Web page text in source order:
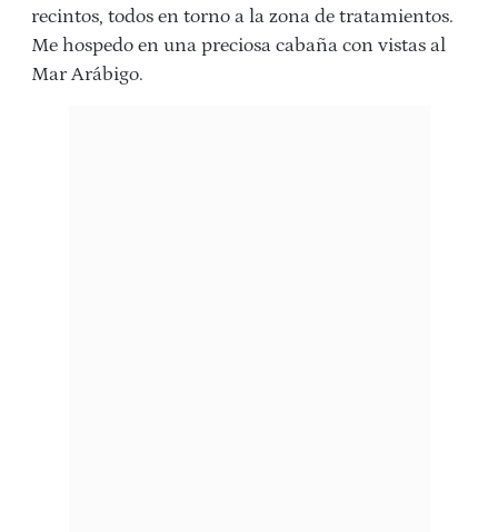
recintos, todos en torno a la zona de tratamientos.
Me hospedo en una preciosa cabaña con vistas al
Mar Arábigo.